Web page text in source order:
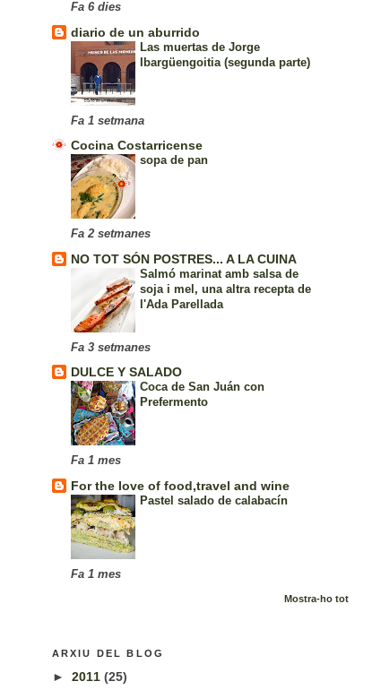
Fa 6 dies
diario de un aburrido
Las muertas de Jorge
Ibargüengoitia (segunda parte)
Fa 1 setmana
Cocina Costarricense
sopa de pan
Fa 2 setmanes
NO TOT SÓN POSTRES... A LA CUINA
Salmó marinat amb salsa de
soja i mel, una altra recepta de
l'Ada Parellada
Fa 3 setmanes
DULCE Y SALADO
Coca de San Juán con
Prefermento
Fa 1 mes
For the love of food,travel and wine
Pastel salado de calabacín
Fa 1 mes
Mostra-ho tot
ARXIU DEL BLOG
► 2011 (25)